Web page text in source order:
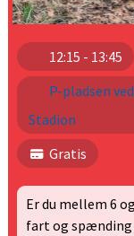
12:15 - 13:45
P-pladsen
Stadion
Gratis
Er du mellem 6
fart og